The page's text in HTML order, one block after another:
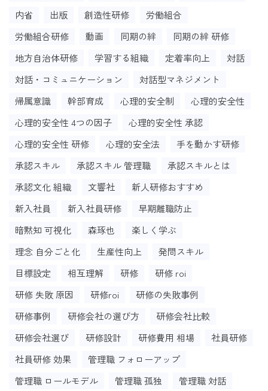
内省
出版 創造性研修
労働組合
労働組合研修
動画 同期の絆
同期の絆 研修
地方自治体研修
学習する組織 定着率向上
対話
対話・コミュニケーション
対話型マネジメント
帰属意識
幹部育成 心理的安全制
心理的安全性
心理的安全性 4つの因子
心理的安全性 承認
心理的安全性 研修
心理的安全法
手を動かす研修
承認スキル
承認スキル 管理職
承認スキルとは
承認文化 組織
文響社
新人研修おすすめ
新入社員
新入社員研修
早期離職防止
暗黙知 可視化
森琢也
楽しく学ぶ
理念 自分ごと化
生産性向上
発問スキル
目標設定
相互理解 研修
研修 roi
研修 失敗 原因
研修roi
研修の失敗事例
研修事例
研修会社の選び方
研修会社比較
研修会社選び
研修設計 研修費用 相場
社員研修
社員研修 効果
管理職 フォローアップ
管理職 ロールモデル
管理職 孤独
管理職 対話